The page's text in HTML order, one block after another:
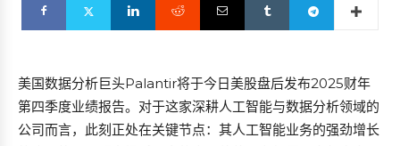
美国数据分析巨头Palantir将于今日美股盘后发布2025财年
第四季度业绩报告。对于这家深耕人工智能与数据分析领域的
公司而言，此刻正处在关键节点：其人工智能业务的强劲增长